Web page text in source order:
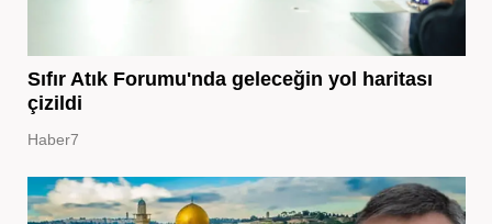
Sıfır Atık Forumu'nda geleceğin yol haritası
çizildi
Haber7